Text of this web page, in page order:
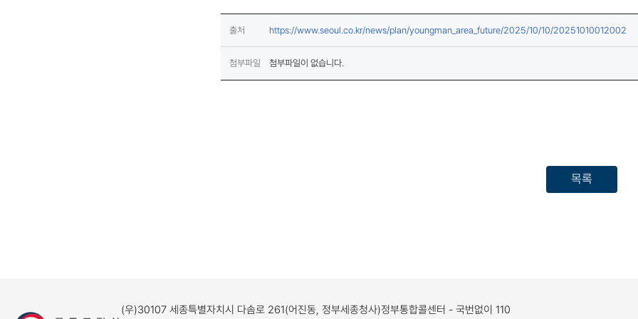
출처 https://www.seoul.co.kr/news/plan/youngman_area_future/2025/10/10/20251010012002
첨부파일 첨부파일이 없습니다.
목록
(우)30107 세종특별자치시 다솜로 261(어진동, 정부세종청사)정부통합콜센터 - 국번없이 110